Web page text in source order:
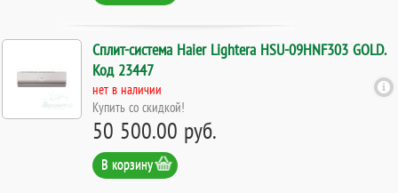
Сплит-система Haier Lightera HSU-09HNF303 GOLD.
Код 23447
нет в наличии
Купить со скидкой!
50 500.00 руб.
В корзину